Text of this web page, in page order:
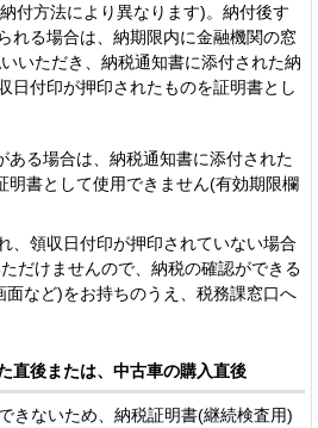
付方法により異なります)。納付後す
れる場合は、納期限内に金融機関の窓
いただき、納税通知書に添付された納
日付印が押印されたものを証明書とし
ある場合は、納税通知書に添付された
明書として使用できません(有効期限欄
、領収日付印が押印されていない場合
だけませんので、納税の確認ができる
面など)をお持ちのうえ、税務課窓口へ
直後または、中古車の購入直後
きないため、納税証明書(継続検査用)